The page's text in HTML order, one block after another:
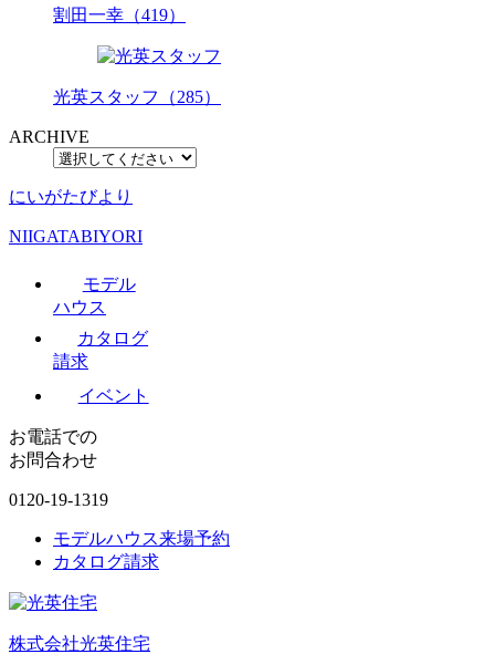
割田一幸（419）
光英スタッフ（285）
ARCHIVE
にいがたびより
NIIGATABIYORI
モデル
ハウス
カタログ
請求
イベント
お電話での
お問合わせ
0120-19-1319
モデルハウス来場予約
カタログ請求
株式会社光英住宅